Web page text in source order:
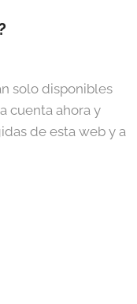
solo disponibles
cuenta ahora y
de esta web y a